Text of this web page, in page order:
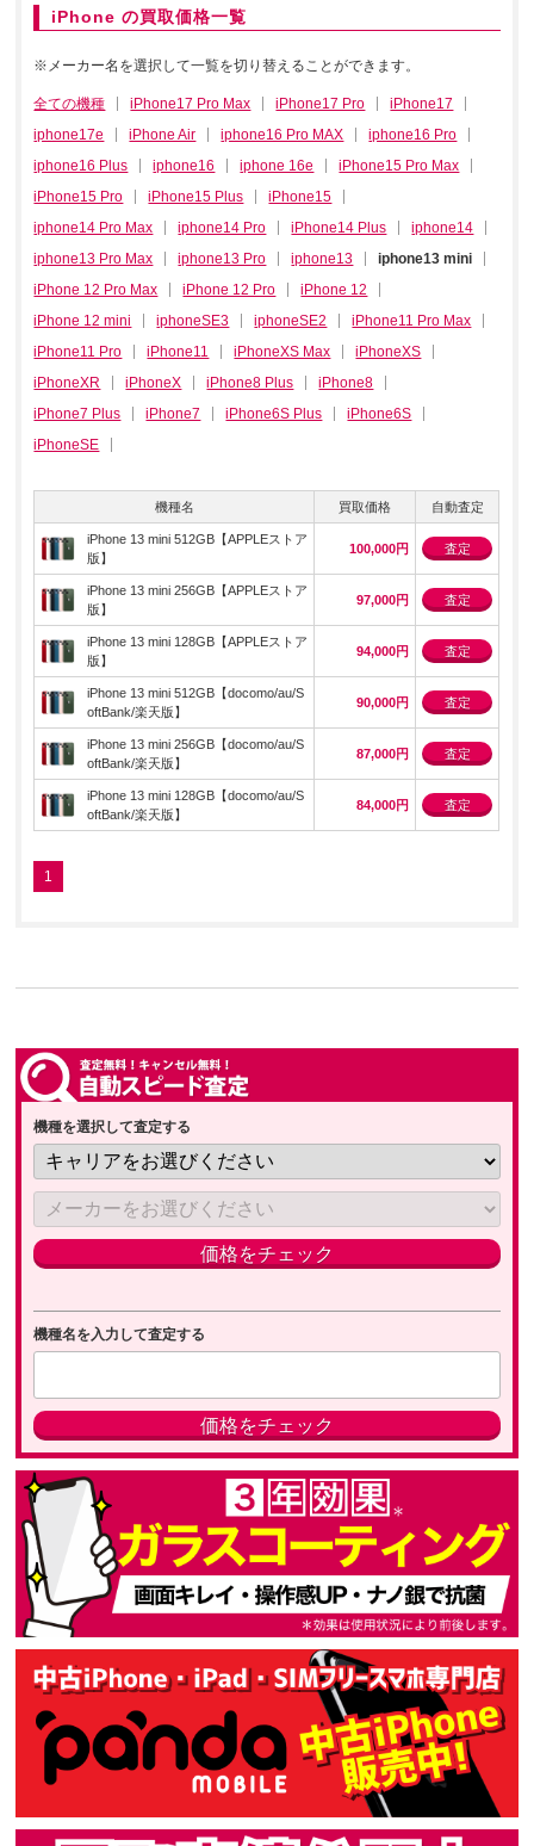
iPhone の買取価格一覧
※メーカー名を選択して一覧を切り替えることができます。
全ての機種 iPhone17 Pro Max iPhone17 Pro
iPhone17
iphone17e
iPhone Air iphone16 Pro MAX
iphone16 Pro
iphone16 Plus
iphone16 iphone 16e
iPhone15 Pro Max
iPhone15 Pro
iPhone15 Plus
iPhone15
iphone14 Pro Max
iphone14 Pro iPhone14 Plus
iphone14
iphone13 Pro Max
iphone13 Pro iphone13
iphone13 mini
iPhone 12 Pro Max
iPhone 12 Pro
iPhone 12
iPhone 12 mini
iphoneSE3 iphoneSE2
iPhone11 Pro Max
iPhone11 Pro
iPhone11 iPhoneXS Max
iPhoneXS
iPhoneXR
iPhoneX iPhone8 Plus
iPhone8
iPhone7 Plus
iPhone7 iPhone6S Plus
iPhone6S
iPhoneSE
機種名 買取価格 自動査定
iPhone 13 mini 512GB【APPLEストア
版】
100,000円 査定
iPhone 13 mini 256GB【APPLEストア
版】
97,000円 査定
iPhone 13 mini 128GB【APPLEストア
版】
94,000円 査定
iPhone 13 mini 512GB【docomo/au/S
oftBank/楽天版】
90,000円 査定
iPhone 13 mini 256GB【docomo/au/S
oftBank/楽天版】
87,000円 査定
iPhone 13 mini 128GB【docomo/au/S
oftBank/楽天版】
84,000円 査定
1
機種を選択して査定する
機種名を入力して査定する